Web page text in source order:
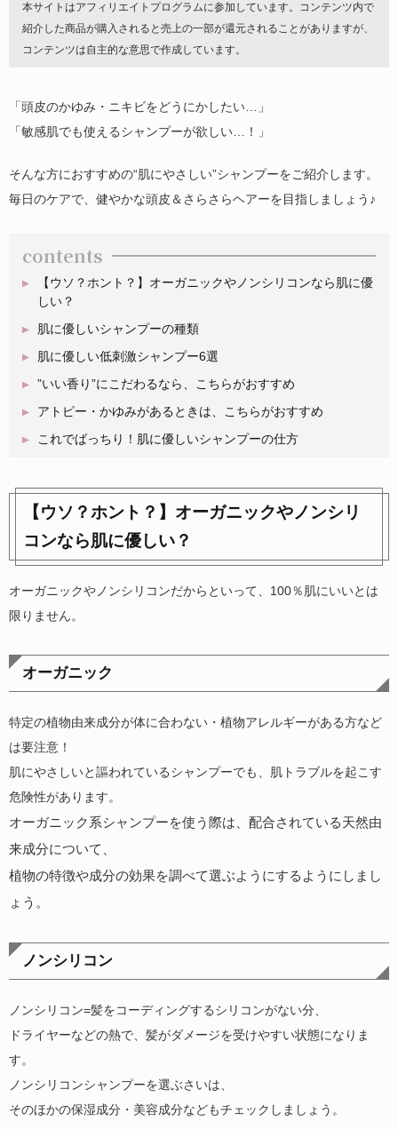
本サイトはアフィリエイトプログラムに参加しています。コンテンツ内で
紹介した商品が購入されると売上の一部が還元されることがありますが、
コンテンツは自主的な意思で作成しています。
「頭皮のかゆみ・ニキビをどうにかしたい…」
「敏感肌でも使えるシャンプーが欲しい…！」
そんな方におすすめの“肌にやさしい”シャンプーをご紹介します。
毎日のケアで、健やかな頭皮＆さらさらヘアーを目指しましょう♪
contents
【ウソ？ホント？】オーガニックやノンシリコンなら肌に優
しい？
肌に優しいシャンプーの種類
肌に優しい低刺激シャンプー6選
”いい香り”にこだわるなら、こちらがおすすめ
アトピー・かゆみがあるときは、こちらがおすすめ
これでばっちり！肌に優しいシャンプーの仕方
【ウソ？ホント？】オーガニックやノンシリ
コンなら肌に優しい？
オーガニックやノンシリコンだからといって、100％肌にいいとは
限りません。
オーガニック
特定の植物由来成分が体に合わない・植物アレルギーがある方など
は要注意！
肌にやさしいと謳われているシャンプーでも、肌トラブルを起こす
危険性があります。
オーガニック系シャンプーを使う際は、配合されている天然由
来成分について、
植物の特徴や成分の効果を調べて選ぶようにするようにしまし
ょう。
ノンシリコン
ノンシリコン=髪をコーディングするシリコンがない分、
ドライヤーなどの熱で、髪がダメージを受けやすい状態になりま
す。
ノンシリコンシャンプーを選ぶさいは、
そのほかの保湿成分・美容成分などもチェックしましょう。